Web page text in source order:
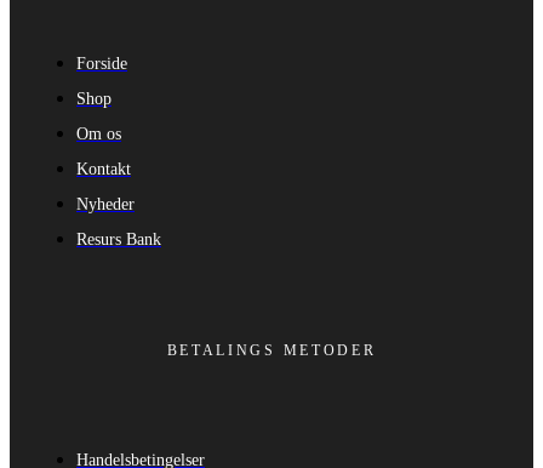
Forside
Shop
Om os
Kontakt
Nyheder
Resurs Bank
BETALINGS METODER
Handelsbetingelser